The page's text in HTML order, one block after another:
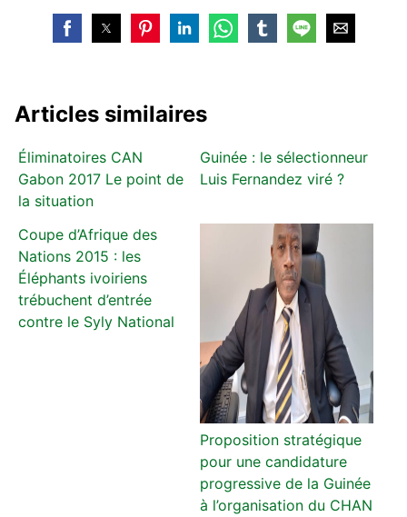
Articles similaires
Éliminatoires CAN
Gabon 2017 Le point de
la situation
Guinée : le sélectionneur
Luis Fernandez viré ?
Coupe d’Afrique des
Nations 2015 : les
Éléphants ivoiriens
trébuchent d’entrée
contre le Syly National
Proposition stratégique
pour une candidature
progressive de la Guinée
à l’organisation du CHAN